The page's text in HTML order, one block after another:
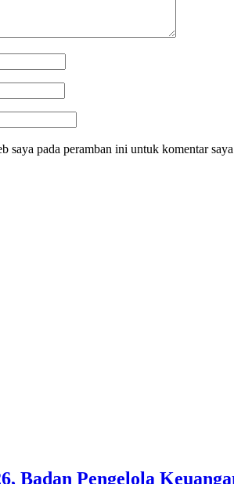
saya pada peramban ini untuk komentar
Badan Pengelola